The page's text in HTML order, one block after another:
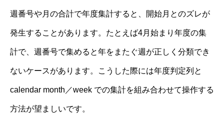
週番号や月の合計で年度集計すると、開始月とのズレが
発生することがあります。たとえば4月始まり年度の集
計で、週番号で集めると年をまたぐ週が正しく分類でき
ないケースがあります。こうした際には年度判定列と
calendar month／week での集計を組み合わせて操作する
方法が望ましいです。